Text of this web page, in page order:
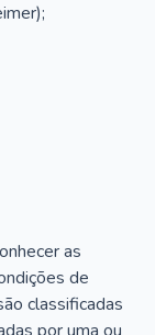
as
de
classificadas